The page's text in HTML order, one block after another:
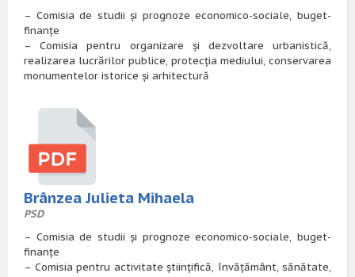
– Comisia de studii și prognoze economico-sociale, buget-
finanțe
– Comisia pentru organizare și dezvoltare urbanistică,
realizarea lucrărilor publice, protecția mediului, conservarea
monumentelor istorice și arhitectură
Brânzea Julieta Mihaela
PSD
– Comisia de studii și prognoze economico-sociale, buget-
finanțe
– Comisia pentru activitate științifică, învățământ, sănătate,